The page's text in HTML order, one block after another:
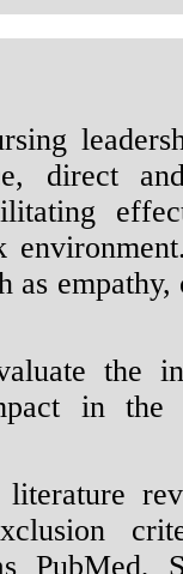
direct
as
the
in the
PubMed,